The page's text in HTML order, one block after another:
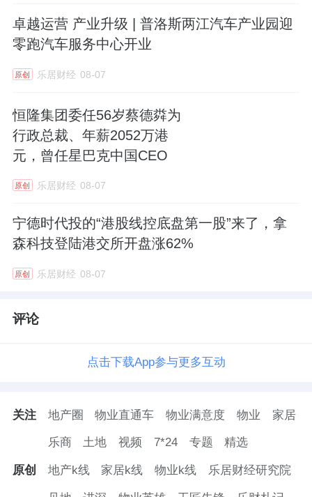
卓越运营 产业升级 | 普洛斯两江汽车产业园迎
零跑汽车服务中心开业
原创 乐居财经 08-07
恒隆集团委任56岁蔡德粦为
行政总裁、年薪2052万港
元，曾任星巴克中国CEO
原创 乐居财经 08-07
宁德时代投的“港股线控底盘第一股”来了，拿
森科技登陆港交所开盘涨62%
原创 乐居财经 08-07
评论
点击下载App参与更多互动
关注 地产圈 物业直通车 物业满意度 物业 家居
乐商 土地 视频 7*24 专题 精选
原创 地产k线 家居k线 物业k线 乐居财经研究院